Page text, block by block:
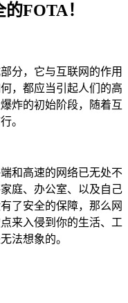
FOTA！
分，它与互联网的作用
，都应当引起人们的高
炸的初始阶段，随着互
。
和高速的网络已无处不
庭、办公室、以及自己
了安全的保障，那么网
来入侵到你的生活、工
法想象的。